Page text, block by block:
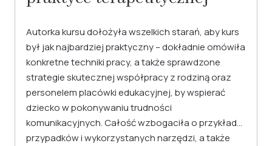
Autorka kursu dołożyła wszelkich starań, aby kurs
był jak najbardziej praktyczny – dokładnie omówiła
konkretne techniki pracy, a także sprawdzone
strategie skutecznej współpracy z rodziną oraz
personelem placówki edukacyjnej, by wspierać
dziecko w pokonywaniu trudności
komunikacyjnych. Całość wzbogaciła o przykłady
przypadków i wykorzystanych narzędzi, a także